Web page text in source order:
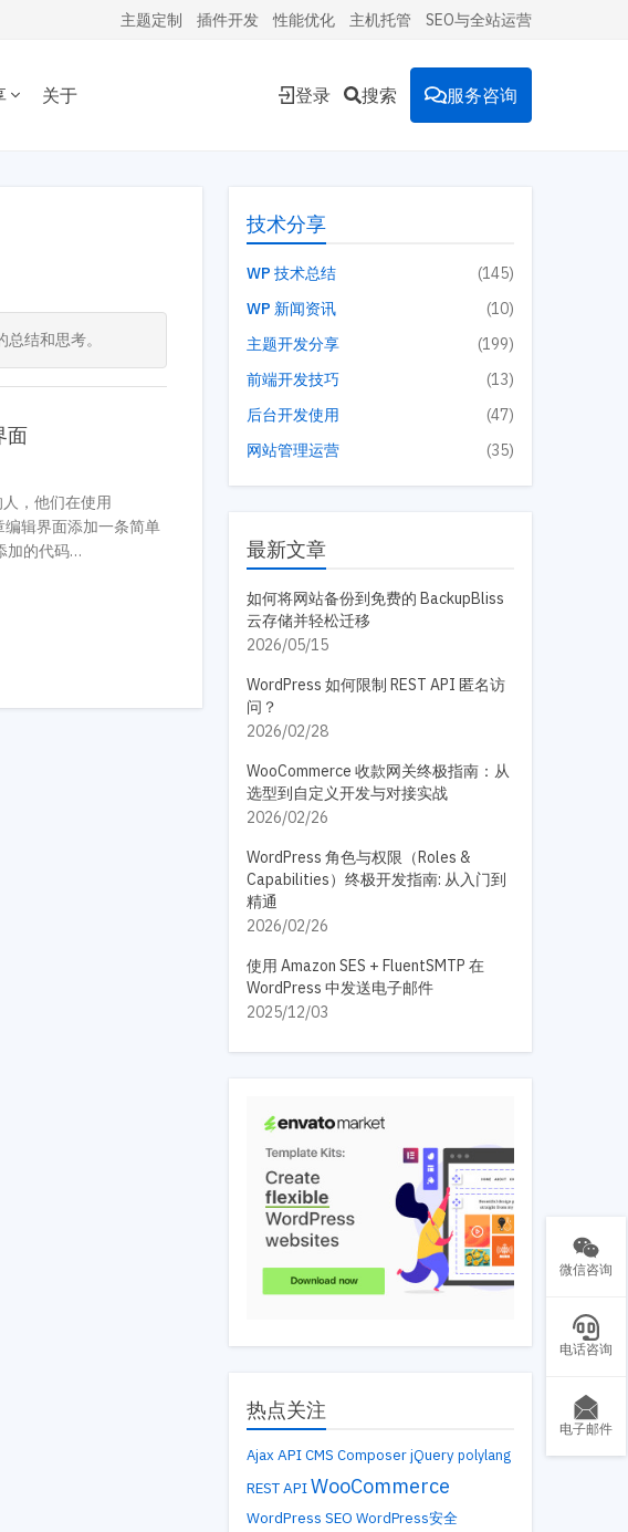
主题定制 插件开发 性能优化 主机托管 SEO与全站运营
关于 登录 搜索 服务咨询
或帮您维护专为
优化的服务器环境。
心
结和思考。
面
，他们在使用
辑界面添加一条简单
加的代码…
技术分享
WP 技术总结
(145)
WP 新闻资讯
(10)
主题开发分享
(199)
前端开发技巧
(13)
后台开发使用
(47)
网站管理运营
(35)
最新文章
如何将网站备份到免费的 BackupBliss
云存储并轻松迁移
2026/05/15
WordPress 如何限制 REST API 匿名访
问？
2026/02/28
WooCommerce 收款网关终极指南：从
选型到自定义开发与对接实战
2026/02/26
WordPress 角色与权限（Roles &
Capabilities）终极开发指南: 从入门到
精通
2026/02/26
使用 Amazon SES + FluentSMTP 在
WordPress 中发送电子邮件
2025/12/03
热点关注
Ajax API CMS Composer jQuery polylang
REST APIWooCommerce
WordPress SEO WordPress安全
微信咨询
电话咨询
电子邮件